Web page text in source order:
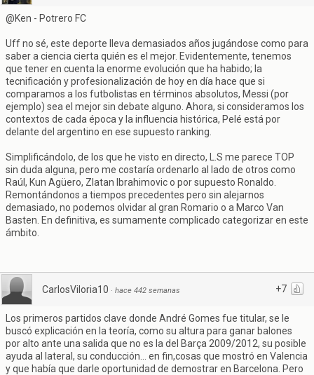
@Ken - Potrero FC
Uff no sé, este deporte lleva demasiados años jugándose como para
saber a ciencia cierta quién es el mejor. Evidentemente, tenemos
que tener en cuenta la enorme evolución que ha habido; la
tecnificación y profesionalización de hoy en día hace que si
comparamos a los futbolistas en términos absolutos, Messi (por
ejemplo) sea el mejor sin debate alguno. Ahora, si consideramos los
contextos de cada época y la influencia histórica, Pelé está por
delante del argentino en ese supuesto ranking.
Simplificándolo, de los que he visto en directo, L.S me parece TOP
sin duda alguna, pero me costaría ordenarlo al lado de otros como
Raúl, Kun Agüero, Zlatan Ibrahimovic o por supuesto Ronaldo.
Remontándonos a tiempos precedentes pero sin alejarnos
demasiado, no podemos olvidar al gran Romario o a Marco Van
Basten. En definitiva, es sumamente complicado categorizar en este
ámbito.
+7
CarlosViloria10 · hace 442 semanas
Los primeros partidos clave donde André Gomes fue titular, se le
buscó explicación en la teoría, como su altura para ganar balones
por alto ante una salida que no es la del Barça 2009/2012, su posible
ayuda al lateral, su conducción... en fin,cosas que mostró en Valencia
y que había que darle oportunidad de demostrar en Barcelona. Pero